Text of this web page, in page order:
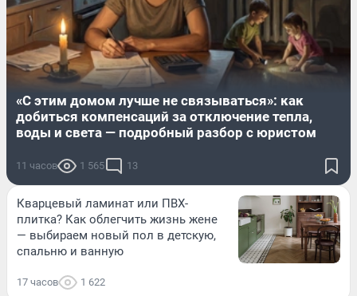
«С этим домом лучше не связываться»: как
добиться компенсаций за отключение тепла,
воды и света — подробный разбор с юристом
11 часов 1 565 13
Кварцевый ламинат или ПВХ-
плитка? Как облегчить жизнь жене
— выбираем новый пол в детскую,
спальню и ванную
17 часов 1 622